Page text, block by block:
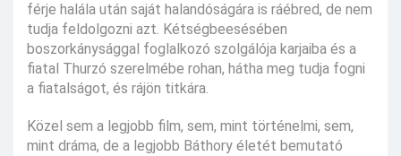
férje halála után saját halandóságára is ráébred, de nem
tudja feldolgozni azt. Kétségbeesésében
boszorkánysággal foglalkozó szolgálója karjaiba és a
fiatal Thurzó szerelmébe rohan, hátha meg tudja fogni
a fiatalságot, és rájön titkára.
Közel sem a legjobb film, sem, mint történelmi, sem,
mint dráma, de a legjobb Báthory életét bemutató